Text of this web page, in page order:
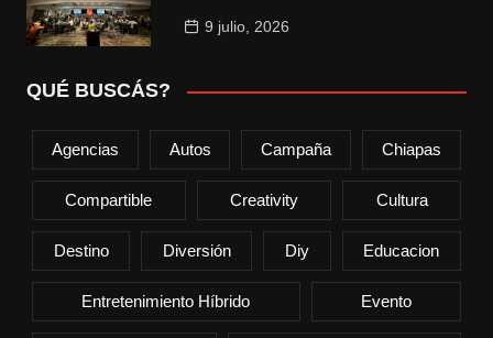
9 julio, 2026
QUÉ BUSCÁS?
Agencias Autos Campaña Chiapas
Compartible Creativity Cultura
Destino Diversión Diy Educacion
Entretenimiento Híbrido Evento